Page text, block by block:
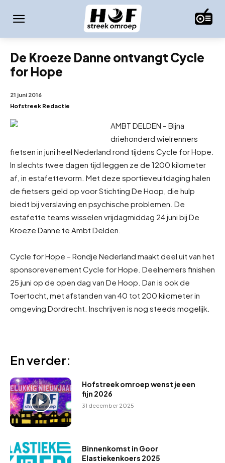
De Kroeze Danne ontvangt Cycle
for Hope
21 juni 2016
Hofstreek Redactie
AMBT DELDEN – Bijna
driehonderd wielrenners
fietsen in juni heel Nederland rond tijdens Cycle for Hope.
In slechts twee dagen tijd leggen ze de 1200 kilometer
af, in estafettevorm. Met deze sportieveuitdaging halen
de fietsers geld op voor Stichting De Hoop, die hulp
biedt bij verslaving en psychische problemen. De
estafette teams wisselen vrijdagmiddag 24 juni bij De
Kroeze Danne te Ambt Delden.
Cycle for Hope – Rondje Nederland maakt deel uit van het
sponsorevenement Cycle for Hope. Deelnemers finishen
25 juni op de open dag van De Hoop. Dan is ook de
Toertocht, met afstanden van 40 tot 200 kilometer in
omgeving Dordrecht. Inschrijven is nog steeds mogelijk.
En verder:
Hofstreek omroep wenst je een
fijn 2026
31 december 2025
Binnenkomst in Goor
Elastiekenkoers 2025